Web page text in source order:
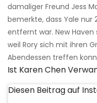
damaliger Freund Jess
bemerkte, dass Yale nur
entfernt war. New
weil Rory sich mit ihren
Abendessen treffen
Ist Karen Chen
Diesen Beitrag auf